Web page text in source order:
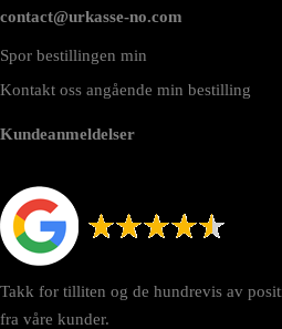
contact@urkasse-no.com
Spor bestillingen min
Kontakt oss angående min bestilling
Kundeanmeldelser
Takk for tilliten og de hundrevis av
fra våre kunder.